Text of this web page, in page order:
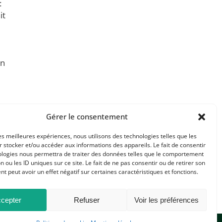
Gérer le consentement
meilleures expériences, nous utilisons des technologies telles que les
stocker et/ou accéder aux informations des appareils. Le fait de consentir
nous permettra de traiter des données telles que le comportement
ou les ID uniques sur ce site. Le fait de ne pas consentir ou de retirer son
peut avoir un effet négatif sur certaines caractéristiques et fonctions.
Refuser Voir les préférences